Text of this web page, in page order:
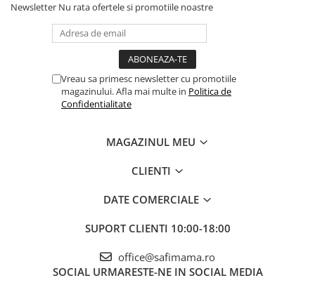
Newsletter Nu rata ofertele si promotiile noastre
Vreau sa primesc newsletter cu promotiile
magazinului. Afla mai multe in Politica de
Confidentialitate
MAGAZINUL MEU
CLIENTI
DATE COMERCIALE
SUPORT CLIENTI 10:00-18:00
office@safimama.ro
SOCIAL URMARESTE-NE IN SOCIAL MEDIA